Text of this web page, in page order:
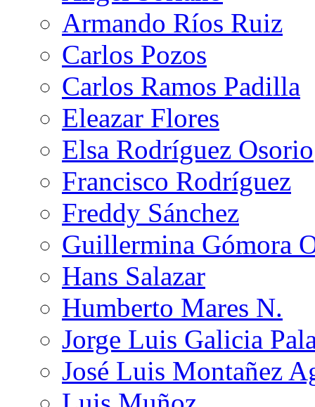
Armando Ríos Ruiz
Carlos Pozos
Carlos Ramos Padilla
Eleazar Flores
Elsa Rodríguez Osorio
Francisco Rodríguez
Freddy Sánchez
Guillermina Gómora
Hans Salazar
Humberto Mares N.
Jorge Luis Galicia
José Luis Montañez